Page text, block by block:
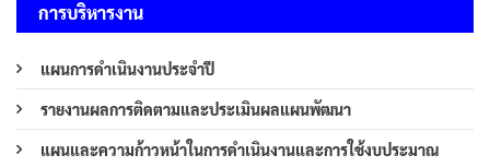
การบริหารงาน
แผนการดำเนินงานประจำปี
รายงานผลการติดตามและประเมินผลแผนพัฒนา
แผนและความก้าวหน้าในการดำเนินงานและการใช้งบประมาณ